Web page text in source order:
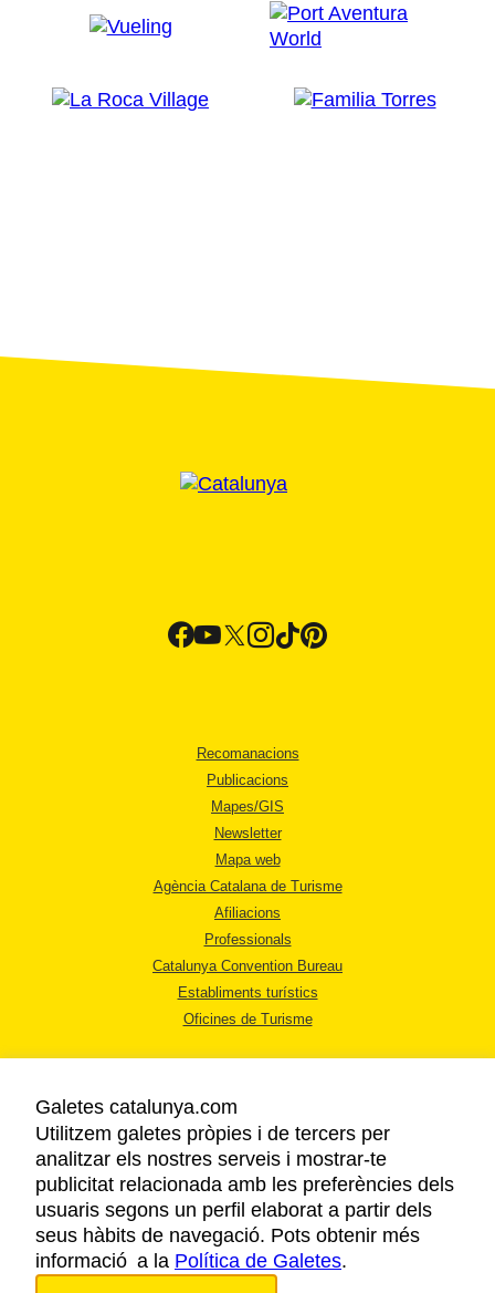
Recomanacions
Publicacions
Mapes/GIS
Newsletter
Mapa web
Agència Catalana de Turisme
Afiliacions
Professionals
Catalunya Convention Bureau
Establiments turístics
Oficines de Turisme
AVÍS LEGAL
POLÍTICA DE PRIVACITAT
COOKIES
ACCESSIBILITAT
Galetes catalunya.com
Utilitzem galetes pròpies i de tercers per
analitzar els nostres serveis i mostrar-te
publicitat relacionada amb les preferències dels
usuaris segons un perfil elaborat a partir dels
seus hàbits de navegació. Pots obtenir més
informació a la Política de Galetes.